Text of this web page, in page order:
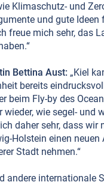
Klimaschutz- und
und gute
freue mich sehr, das
Bettina Aust: „Kiel
bereits
beim Fly-by des
wieder, wie segel- und
daher sehr, dass wir
Holstein einen
Stadt nehmen.“
andere internationale